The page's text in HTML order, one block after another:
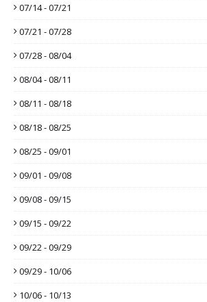
07/14 - 07/21
07/21 - 07/28
07/28 - 08/04
08/04 - 08/11
08/11 - 08/18
08/18 - 08/25
08/25 - 09/01
09/01 - 09/08
09/08 - 09/15
09/15 - 09/22
09/22 - 09/29
09/29 - 10/06
10/06 - 10/13